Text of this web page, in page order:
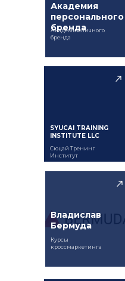
SYUCAI TRAINING
INSTITUTE LLC
Сюцай Тренинг
Институт
Академия
персонального
бренда
Академия личного
бренда
Владислав
Бермуда
Курсы
кроссмаркетинга